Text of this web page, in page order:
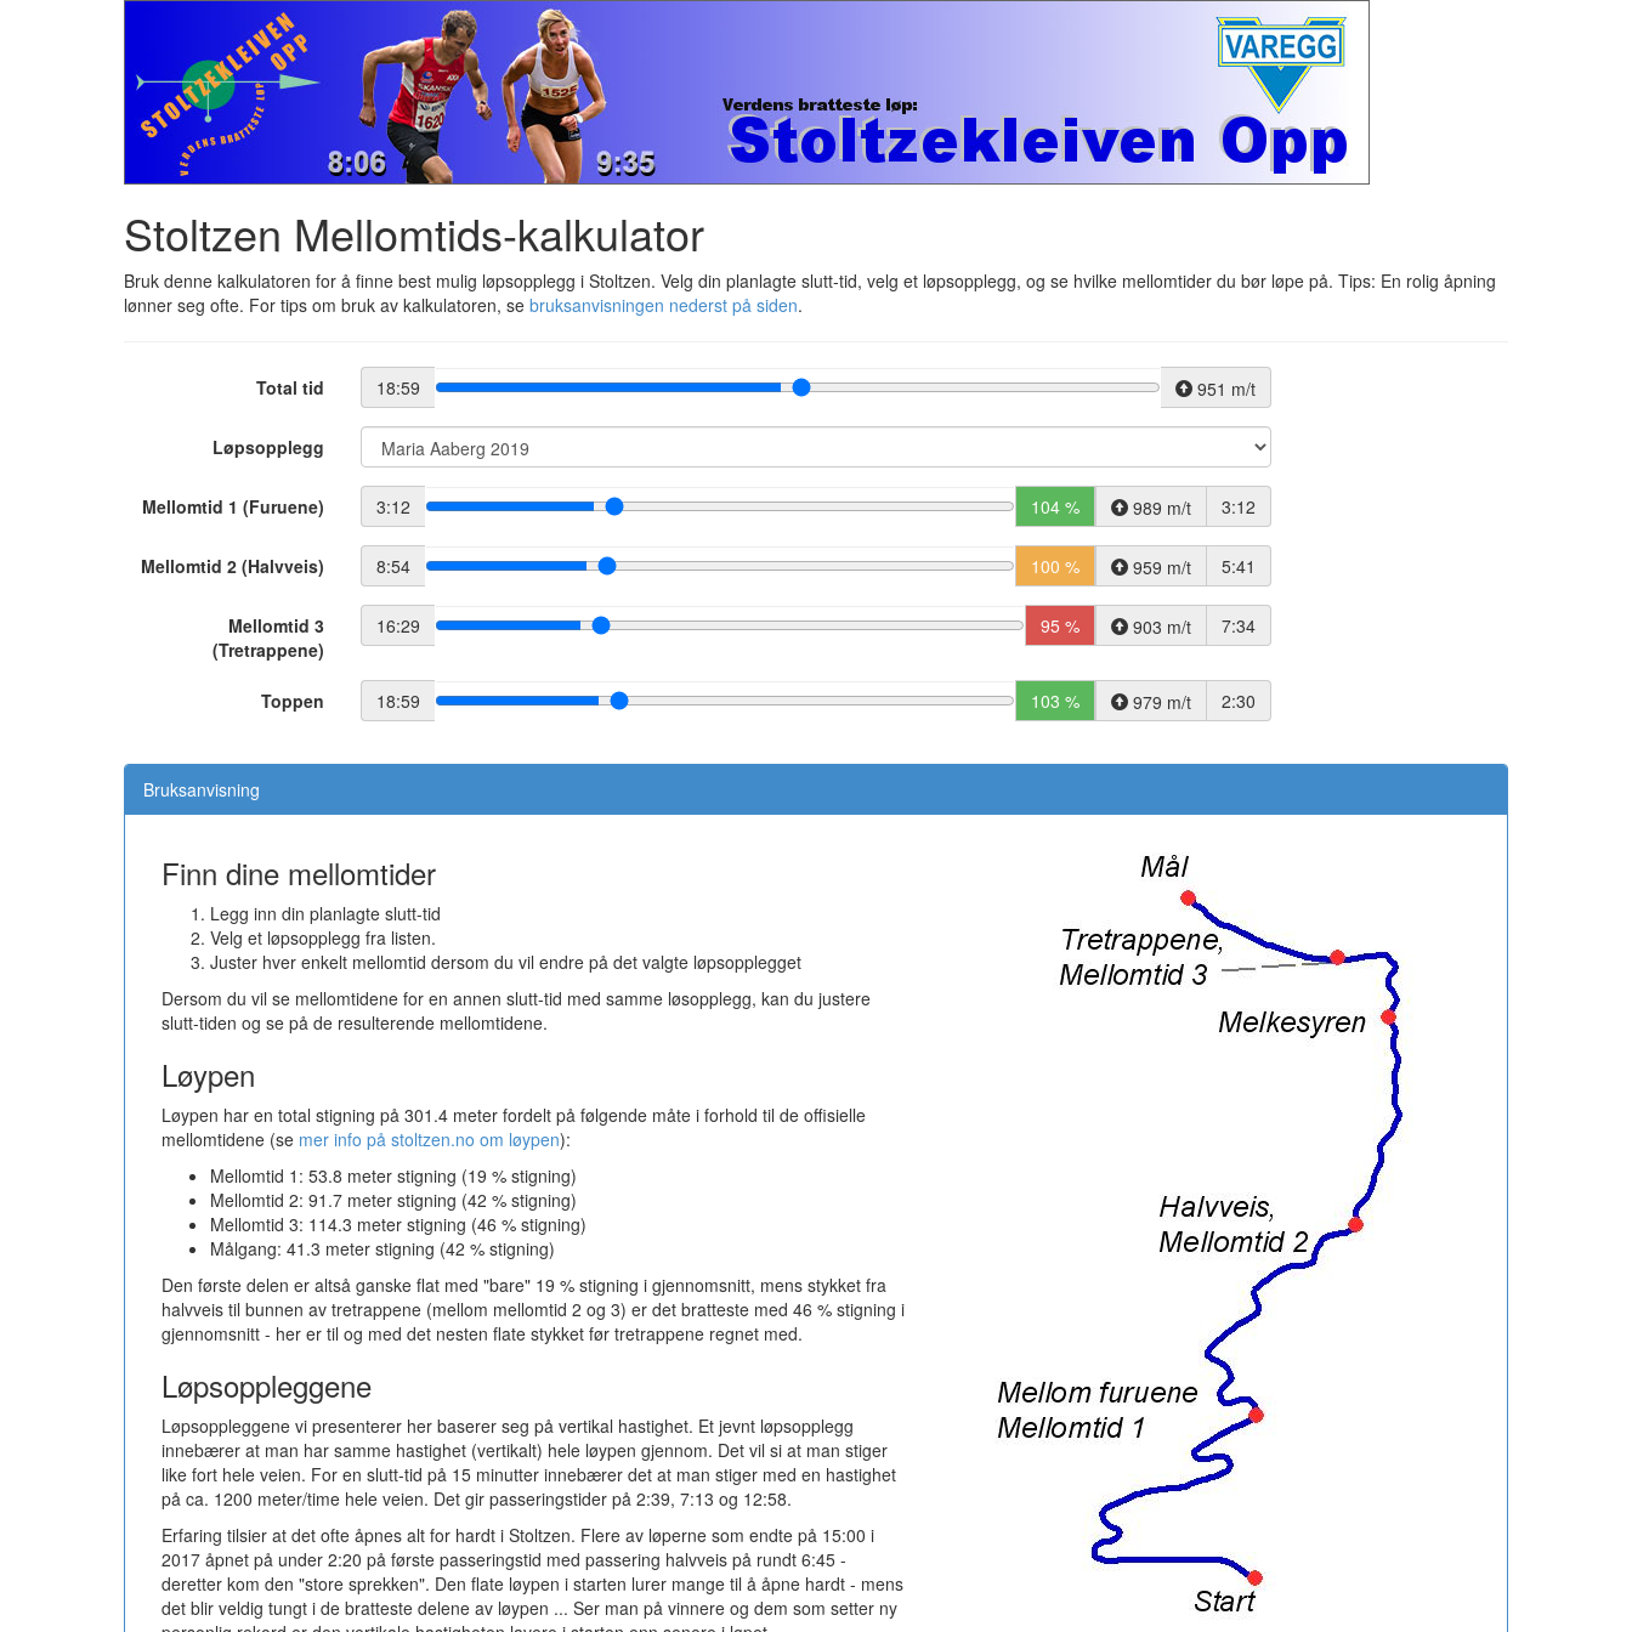
Stoltzen Mellomtids-kalkulator
Bruk denne kalkulatoren for å finne best mulig løpsopplegg i Stoltzen. Velg din planlagte slutt-tid, velg et løpsopplegg, og se hvilke mellomtider du bør løpe på. Tips: En rolig åpning
lønner seg ofte. For tips om bruk av kalkulatoren, se bruksanvisningen nederst på siden.
Total tid 18:59 951 m/t
Løpsopplegg
Mellomtid 1 (Furuene) 3:12 104 % 989 m/t 3:12
Mellomtid 2 (Halvveis) 8:54 100 % 959 m/t 5:41
Mellomtid 3
(Tretrappene)
16:29 95 % 903 m/t 7:34
Toppen 18:59 103 % 979 m/t 2:30
Bruksanvisning
Finn dine mellomtider
Legg inn din planlagte slutt-tid
Velg et løpsopplegg fra listen.
Juster hver enkelt mellomtid dersom du vil endre på det valgte løpsopplegget
Dersom du vil se mellomtidene for en annen slutt-tid med samme løsopplegg, kan du justere
slutt-tiden og se på de resulterende mellomtidene.
Løypen
Løypen har en total stigning på 301.4 meter fordelt på følgende måte i forhold til de offisielle
mellomtidene (se mer info på stoltzen.no om løypen):
Mellomtid 1: 53.8 meter stigning (19 % stigning)
Mellomtid 2: 91.7 meter stigning (42 % stigning)
Mellomtid 3: 114.3 meter stigning (46 % stigning)
Målgang: 41.3 meter stigning (42 % stigning)
Den første delen er altså ganske flat med "bare" 19 % stigning i gjennomsnitt, mens stykket fra
halvveis til bunnen av tretrappene (mellom mellomtid 2 og 3) er det bratteste med 46 % stigning i
gjennomsnitt - her er til og med det nesten flate stykket før tretrappene regnet med.
Løpsoppleggene
Løpsoppleggene vi presenterer her baserer seg på vertikal hastighet. Et jevnt løpsopplegg
innebærer at man har samme hastighet (vertikalt) hele løypen gjennom. Det vil si at man stiger
like fort hele veien. For en slutt-tid på 15 minutter innebærer det at man stiger med en hastighet
på ca. 1200 meter/time hele veien. Det gir passeringstider på 2:39, 7:13 og 12:58.
Erfaring tilsier at det ofte åpnes alt for hardt i Stoltzen. Flere av løperne som endte på 15:00 i
2017 åpnet på under 2:20 på første passeringstid med passering halvveis på rundt 6:45 -
deretter kom den "store sprekken". Den flate løypen i starten lurer mange til å åpne hardt - mens
det blir veldig tungt i de bratteste delene av løypen ... Ser man på vinnere og dem som setter ny